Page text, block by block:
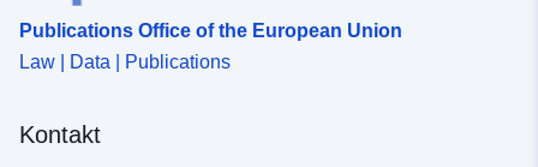
Publications Office of the European Union
Law | Data | Publications
Kontakt